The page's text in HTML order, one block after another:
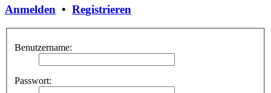
Anmelden • Registrieren
Benutzername:
Passwort: